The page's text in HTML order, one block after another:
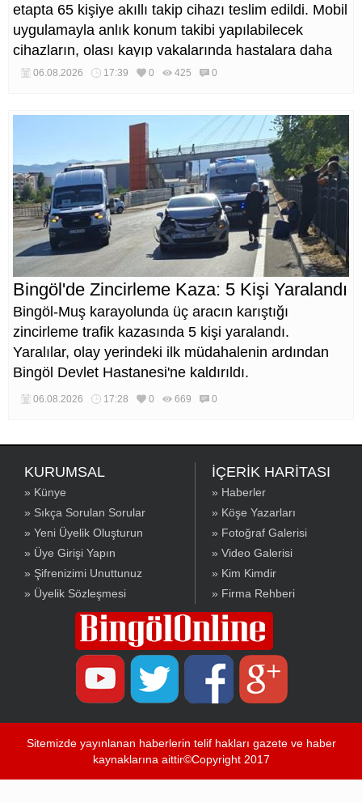
etapta 65 kişiye akıllı takip cihazı teslim edildi. Mobil
uygulamayla anlık konum takibi yapılabilecek
cihazların, olası kayıp vakalarında hastalara daha
kısa sürede ulaşılmasını sağlaması hedefleniyor.
06.08.2026 17:39 0 425 0
Bingöl'de Zincirleme Kaza: 5 Kişi Yaralandı
Bingöl-Muş karayolunda üç aracın karıştığı
zincirleme trafik kazasında 5 kişi yaralandı.
Yaralılar, olay yerindeki ilk müdahalenin ardından
Bingöl Devlet Hastanesi'ne kaldırıldı.
06.08.2026 17:28 0 669 0
KURUMSAL
» Künye
» Sıkça Sorulan Sorular
» Yeni Üyelik Oluşturun
» Üye Girişi Yapın
» Şifrenizimi Unuttunuz
» Üyelik Sözleşmesi
İÇERİK HARİTASI
» Haberler
» Köşe Yazarları
» Fotoğraf Galerisi
» Video Galerisi
» Kim Kimdir
» Firma Rehberi
Sitemizde yayınlanan haberlerin telif hakları gazete ve haber
kaynaklarına aittir©Copyright 2017